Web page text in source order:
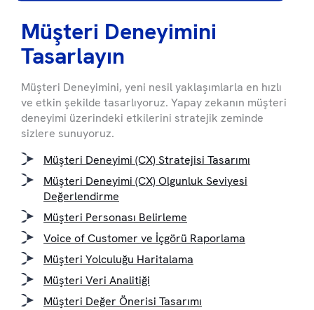
Müşteri Deneyimini
Tasarlayın
Müşteri Deneyimini, yeni nesil yaklaşımlarla en hızlı
ve etkin şekilde tasarlıyoruz. Yapay zekanın müşteri
deneyimi üzerindeki etkilerini stratejik zeminde
sizlere sunuyoruz.
Müşteri Deneyimi (CX) Stratejisi Tasarımı
Müşteri Deneyimi (CX) Olgunluk Seviyesi
Değerlendirme
Müşteri Personası Belirleme
Voice of Customer ve İçgörü Raporlama
Müşteri Yolculuğu Haritalama
Müşteri Veri Analitiği
Müşteri Değer Önerisi Tasarımı